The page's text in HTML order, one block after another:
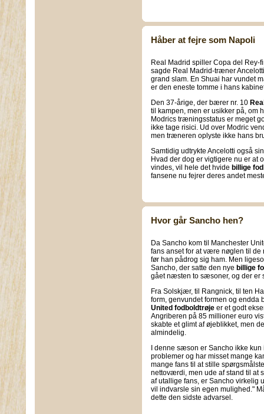
Håber at fejre som Napoli
Real Madrid spiller Copa del Rey-
sagde Real Madrid-træner
grand slam. En Shuai har vundet
er den eneste tomme i hans
Den 37-årige, der bærer nr. 10
til kampen, men er usikker på, om
Modrics træningsstatus er meget
ikke tage risici. Ud over Modric
men træneren oplyste ikke hans
Samtidig udtrykte Ancelotti også
Hvad der dog er vigtigere nu er at
vindes, vil hele det hvide billige
fansene nu fejrer deres andet
Hvor går Sancho hen?
Da Sancho kom til Manchester
fans anset for at være nøglen til
før han pådrog sig ham. Men
Sancho, der satte den nye billige
gået næsten to sæsoner, og der er
Fra Solskjær, til Rangnick, til ten
form, genvundet formen og endda
United fodboldtrøje er et godt
Angriberen på 85 millioner euro
skabte et glimt af øjeblikket, men
almindelig.
I denne sæson er Sancho ikke
problemer og har misset mange
mange fans til at stille
nettoværdi, men ude af stand til at
af utallige fans, er Sancho virkelig
vil indvarsle sin egen mulighed."
dette den sidste advarsel.